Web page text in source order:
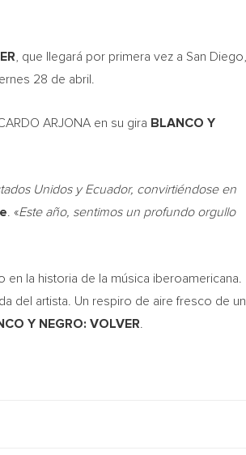
, que llegará por primera vez a San Diego
28 de abril.
ARJONA en su gira BLANCO Y
Unidos yEcuador, convirtiéndose en
. «Este año, sentimos un profundo orgullo
en la historia de la música iberoamericana.
del artista. Un respiro de aire fresco de un
Y NEGRO: VOLVER